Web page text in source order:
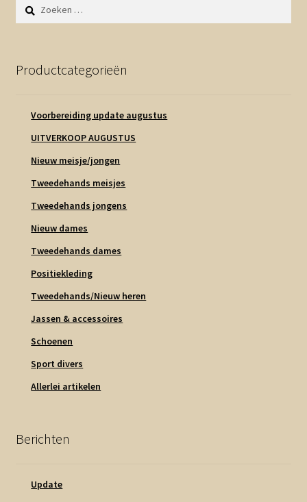
Zoeken
naar:
Productcategorieën
Voorbereiding update augustus
UITVERKOOP AUGUSTUS
Nieuw meisje/jongen
Tweedehands meisjes
Tweedehands jongens
Nieuw dames
Tweedehands dames
Positiekleding
Tweedehands/Nieuw heren
Jassen & accessoires
Schoenen
Sport divers
Allerlei artikelen
Berichten
Update